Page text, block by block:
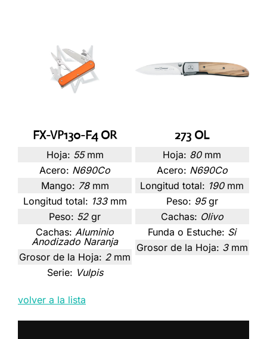
FX-VP130-F4 OR
Hoja: 55 mm
Acero: N690Co
Mango: 78 mm
Longitud total: 133 mm
Peso: 52 gr
Cachas: Aluminio
Anodizado Naranja
Grosor de la Hoja: 2 mm
Serie: Vulpis
273 OL
Hoja: 80 mm
Acero: N690Co
Longitud total: 190 mm
Peso: 95 gr
Cachas: Olivo
Funda o Estuche: Si
Grosor de la Hoja: 3 mm
volver a la lista